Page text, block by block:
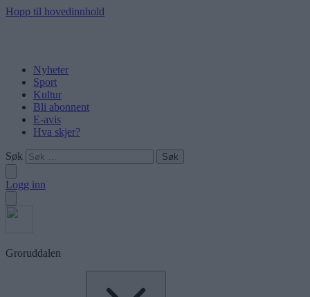
Hopp til hovedinnhold
Nyheter
Sport
Kultur
Bli abonnent
E-avis
Hva skjer?
Søk
Logg inn
Groruddalen